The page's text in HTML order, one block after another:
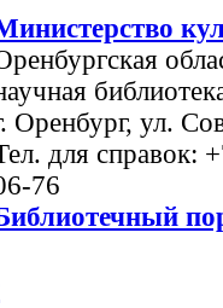
Оренбург, ул.
для справок:
76